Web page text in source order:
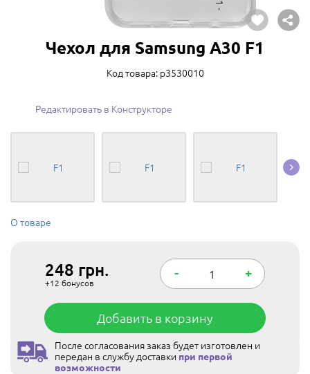
Чехол для Samsung A30 F1
Код товара: p3530010
Редактировать в Конструкторе
О товаре
248 грн.
+12 бонусов
- +
Добавить в корзину
После согласования заказ будет изготовлен и
передан в службу доставки при первой
возможности